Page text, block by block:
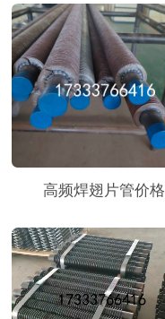
高频焊翅片管价格